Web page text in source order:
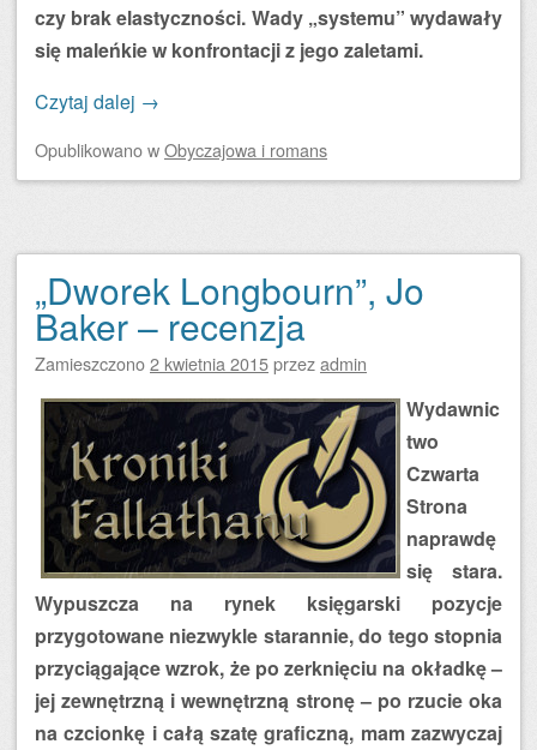
czy brak elastyczności. Wady „systemu” wydawały
się maleńkie w konfrontacji z jego zaletami.
Czytaj dalej →
OpublikowanowObyczajowa i romans
„Dworek Longbourn”, Jo
Baker – recenzja
Zamieszczono2 kwietnia 2015przezadmin
Wydawnic
two
Czwarta
Strona
naprawdę
się stara.
Wypuszcza na rynek księgarski pozycje
przygotowane niezwykle starannie, do tego stopnia
przyciągające wzrok, że po zerknięciu na okładkę –
jej zewnętrzną i wewnętrzną stronę – po rzucie oka
na czcionkę i całą szatę graficzną, mam zazwyczaj